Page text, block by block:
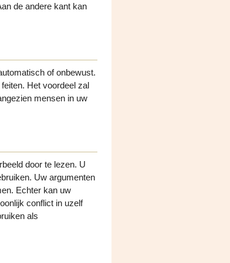
de andere kant kan
of onbewust.
Het voordeel zal
mensen in uw
door te lezen. U
Uw argumenten
Echter kan uw
conflict in uzelf
als